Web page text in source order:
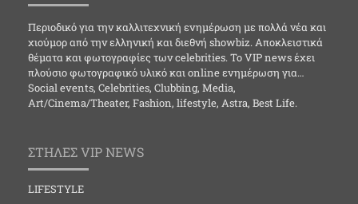
Περιοδικό για την καλλιτεχνική ενημέρωση με πολλά νέα και
χιούμορ από την ελληνική και διεθνή showbiz. Αποκλειστικά
θέματα και φωτογραφίες των celebrities. Το VIP news έχει
πλούσιο φωτογραφικό υλικό και online ενημέρωση για…
Social events, Celebrities, Clubbing, Media,
Art/Cinema/Theater, Fashion, lifestyle, Astra, Best Life.
ΣΤΗΛΕΣ VIP NEWS
LIFESTYLE